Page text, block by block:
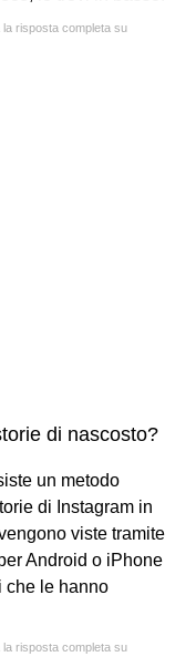
la risposta completa su
di nascosto?
un metodo
di Instagram in
viste tramite
Android o iPhone
che le hanno
la risposta completa su